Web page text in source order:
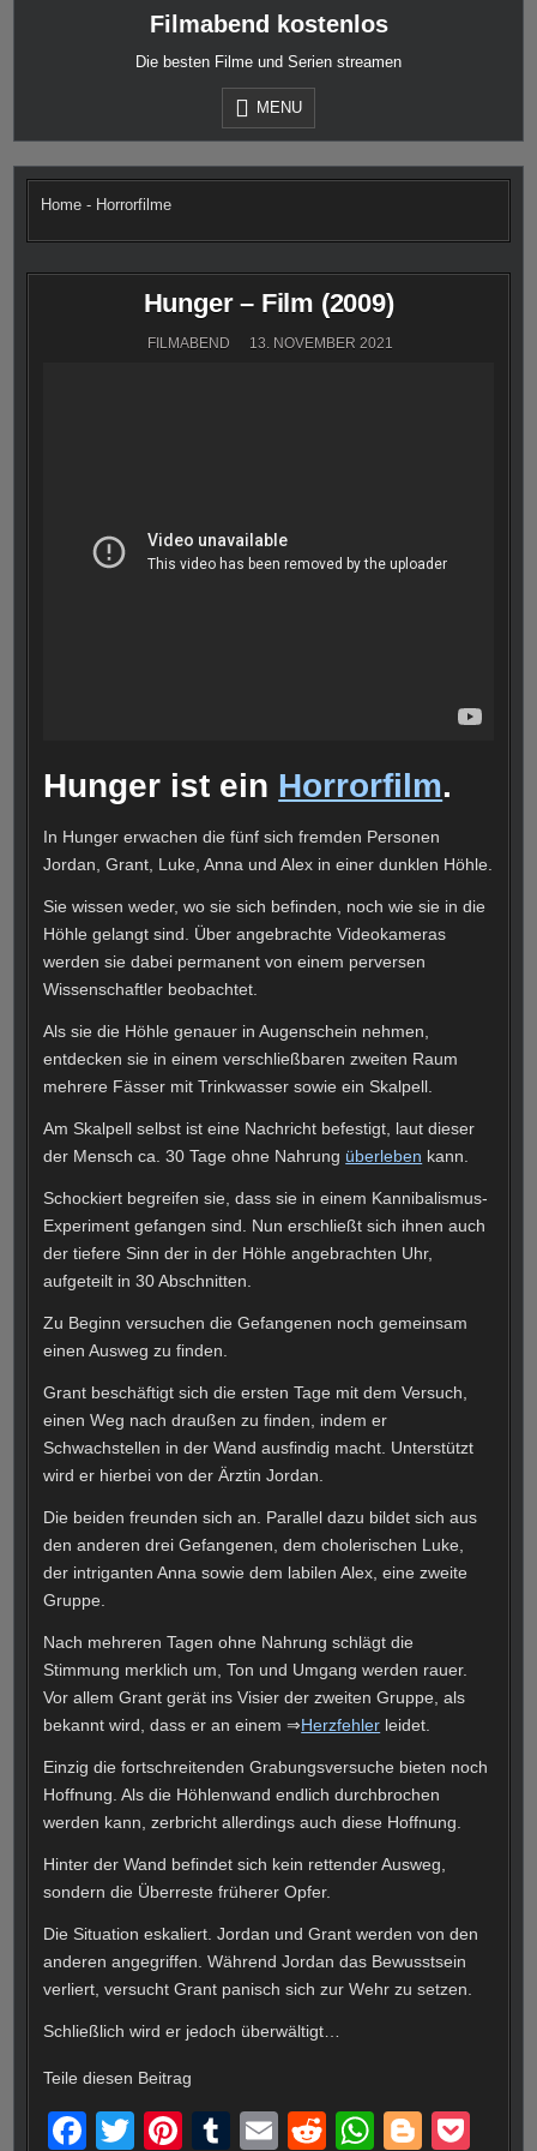
Filmabend kostenlos
Die besten Filme und Serien streamen
MENU
Home - Horrorfilme
Hunger – Film (2009)
FILMABEND 13. NOVEMBER 2021
Hunger ist ein Horrorfilm.
In Hunger erwachen die fünf sich fremden Personen
Jordan, Grant, Luke, Anna und Alex in einer dunklen Höhle.
Sie wissen weder, wo sie sich befinden, noch wie sie in die
Höhle gelangt sind. Über angebrachte Videokameras
werden sie dabei permanent von einem perversen
Wissenschaftler beobachtet.
Als sie die Höhle genauer in Augenschein nehmen,
entdecken sie in einem verschließbaren zweiten Raum
mehrere Fässer mit Trinkwasser sowie ein Skalpell.
Am Skalpell selbst ist eine Nachricht befestigt, laut dieser
der Mensch ca. 30 Tage ohne Nahrung überleben kann.
Schockiert begreifen sie, dass sie in einem Kannibalismus-
Experiment gefangen sind. Nun erschließt sich ihnen auch
der tiefere Sinn der in der Höhle angebrachten Uhr,
aufgeteilt in 30 Abschnitten.
Zu Beginn versuchen die Gefangenen noch gemeinsam
einen Ausweg zu finden.
Grant beschäftigt sich die ersten Tage mit dem Versuch,
einen Weg nach draußen zu finden, indem er
Schwachstellen in der Wand ausfindig macht. Unterstützt
wird er hierbei von der Ärztin Jordan.
Die beiden freunden sich an. Parallel dazu bildet sich aus
den anderen drei Gefangenen, dem cholerischen Luke,
der intriganten Anna sowie dem labilen Alex, eine zweite
Gruppe.
Nach mehreren Tagen ohne Nahrung schlägt die
Stimmung merklich um, Ton und Umgang werden rauer.
Vor allem Grant gerät ins Visier der zweiten Gruppe, als
bekannt wird, dass er an einem ⇒Herzfehler leidet.
Einzig die fortschreitenden Grabungsversuche bieten noch
Hoffnung. Als die Höhlenwand endlich durchbrochen
werden kann, zerbricht allerdings auch diese Hoffnung.
Hinter der Wand befindet sich kein rettender Ausweg,
sondern die Überreste früherer Opfer.
Die Situation eskaliert. Jordan und Grant werden von den
anderen angegriffen. Während Jordan das Bewusstsein
verliert, versucht Grant panisch sich zur Wehr zu setzen.
Schließlich wird er jedoch überwältigt…
Teile diesen Beitrag
F
T
Pi
T
E
R
W
Bl